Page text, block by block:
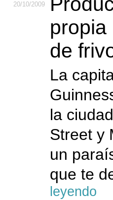
20/10/2009
de
La
la
Street y
un
que te
leyendo